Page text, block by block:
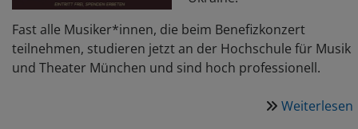
Fast alle Musiker*innen, die beim Benefizkonzert
teilnehmen, studieren jetzt an der Hochschule für Musik
und Theater München und sind hoch professionell.
Weiterlesen